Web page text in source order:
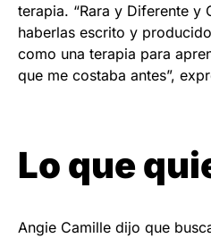
terapia. “Rara y Diferente y
haberlas escrito y
como una terapia para
que me costaba antes”,
Lo que
Angie Camille dijo que